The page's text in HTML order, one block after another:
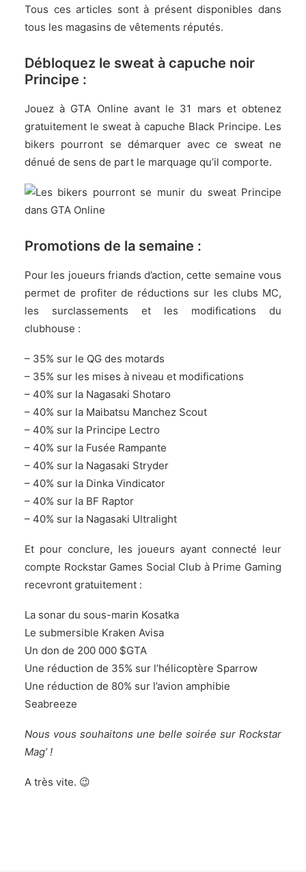
Tous ces articles sont à présent disponibles dans
tous les magasins de vêtements réputés.
Débloquez le sweat à capuche noir
Principe :
Jouez à GTA Online avant le 31 mars et obtenez
gratuitement le sweat à capuche Black Principe. Les
bikers pourront se démarquer avec ce sweat ne
dénué de sens de part le marquage qu’il comporte.
Promotions de la semaine :
Pour les joueurs friands d’action, cette semaine vous
permet de profiter de réductions sur les clubs MC,
les surclassements et les modifications du
clubhouse :
– 35% sur le QG des motards
– 35% sur les mises à niveau et modifications
– 40% sur la Nagasaki Shotaro
– 40% sur la Maibatsu Manchez Scout
– 40% sur la Principe Lectro
– 40% sur la Fusée Rampante
– 40% sur la Nagasaki Stryder
– 40% sur la Dinka Vindicator
– 40% sur la BF Raptor
– 40% sur la Nagasaki Ultralight
Et pour conclure, les joueurs ayant connecté leur
compte Rockstar Games Social Club à Prime Gaming
recevront gratuitement :
La sonar du sous-marin Kosatka
Le submersible Kraken Avisa
Un don de 200 000 $GTA
Une réduction de 35% sur l’hélicoptère Sparrow
Une réduction de 80% sur l’avion amphibie
Seabreeze
Nous vous souhaitons une belle soirée sur Rockstar
Mag’ !
A très vite. 😉